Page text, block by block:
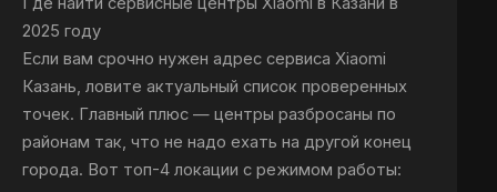
2025 году
Если вам срочно нужен адрес сервиса Xiaomi
Казань, ловите актуальный список проверенных
точек. Главный плюс — центры разбросаны по
районам так, что не надо ехать на другой конец
города. Вот топ-4 локации с режимом работы: